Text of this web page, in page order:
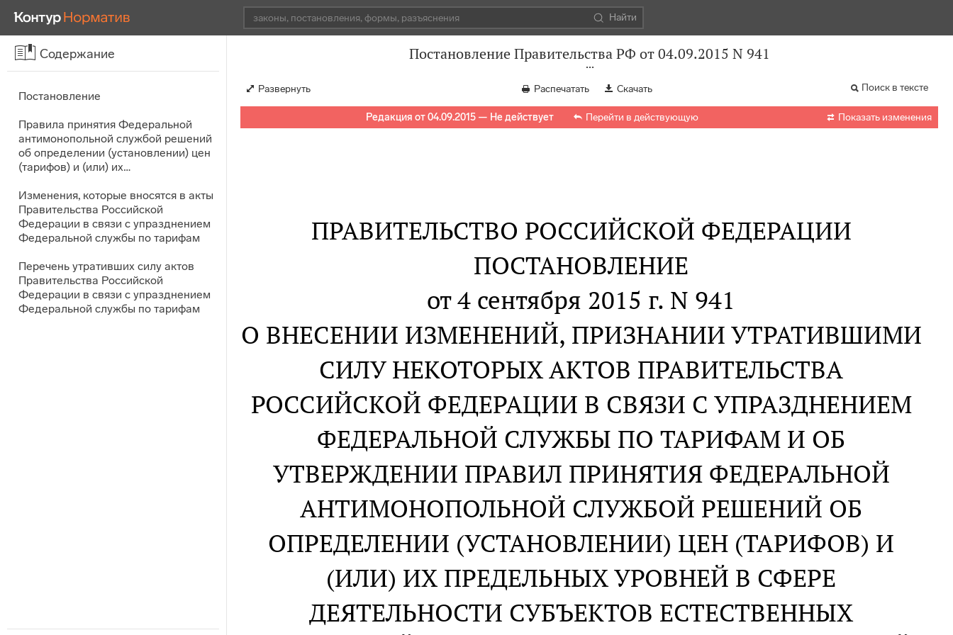
Найти
Содержание
Постановление
Правила принятия Федеральной
антимонопольной службой решений
об определении (установлении) цен
(тарифов) и (или) их…
Изменения, которые вносятся в акты
Правительства Российской
Федерации в связи с упразднением
Федеральной службы по тарифам
Перечень утративших силу актов
Правительства Российской
Федерации в связи с упразднением
Федеральной службы по тарифам
Постановление Правительства РФ от 04.09.2015 N 941
Развернуть Распечатать Скачать Поиск в тексте
Редакция от 04.09.2015 — Не действует Перейти в действующую  Показать изменения
ПРАВИТЕЛЬСТВО РОССИЙСКОЙ ФЕДЕРАЦИИ
ПОСТАНОВЛЕНИЕ
от 4 сентября 2015 г. N 941
О ВНЕСЕНИИ ИЗМЕНЕНИЙ, ПРИЗНАНИИ УТРАТИВШИМИ
СИЛУ НЕКОТОРЫХ АКТОВ ПРАВИТЕЛЬСТВА
РОССИЙСКОЙ ФЕДЕРАЦИИ В СВЯЗИ С УПРАЗДНЕНИЕМ
ФЕДЕРАЛЬНОЙ СЛУЖБЫ ПО ТАРИФАМ И ОБ
УТВЕРЖДЕНИИ ПРАВИЛ ПРИНЯТИЯ ФЕДЕРАЛЬНОЙ
АНТИМОНОПОЛЬНОЙ СЛУЖБОЙ РЕШЕНИЙ ОБ
ОПРЕДЕЛЕНИИ (УСТАНОВЛЕНИИ) ЦЕН (ТАРИФОВ) И
(ИЛИ) ИХ ПРЕДЕЛЬНЫХ УРОВНЕЙ В СФЕРЕ
ДЕЯТЕЛЬНОСТИ СУБЪЕКТОВ ЕСТЕСТВЕННЫХ